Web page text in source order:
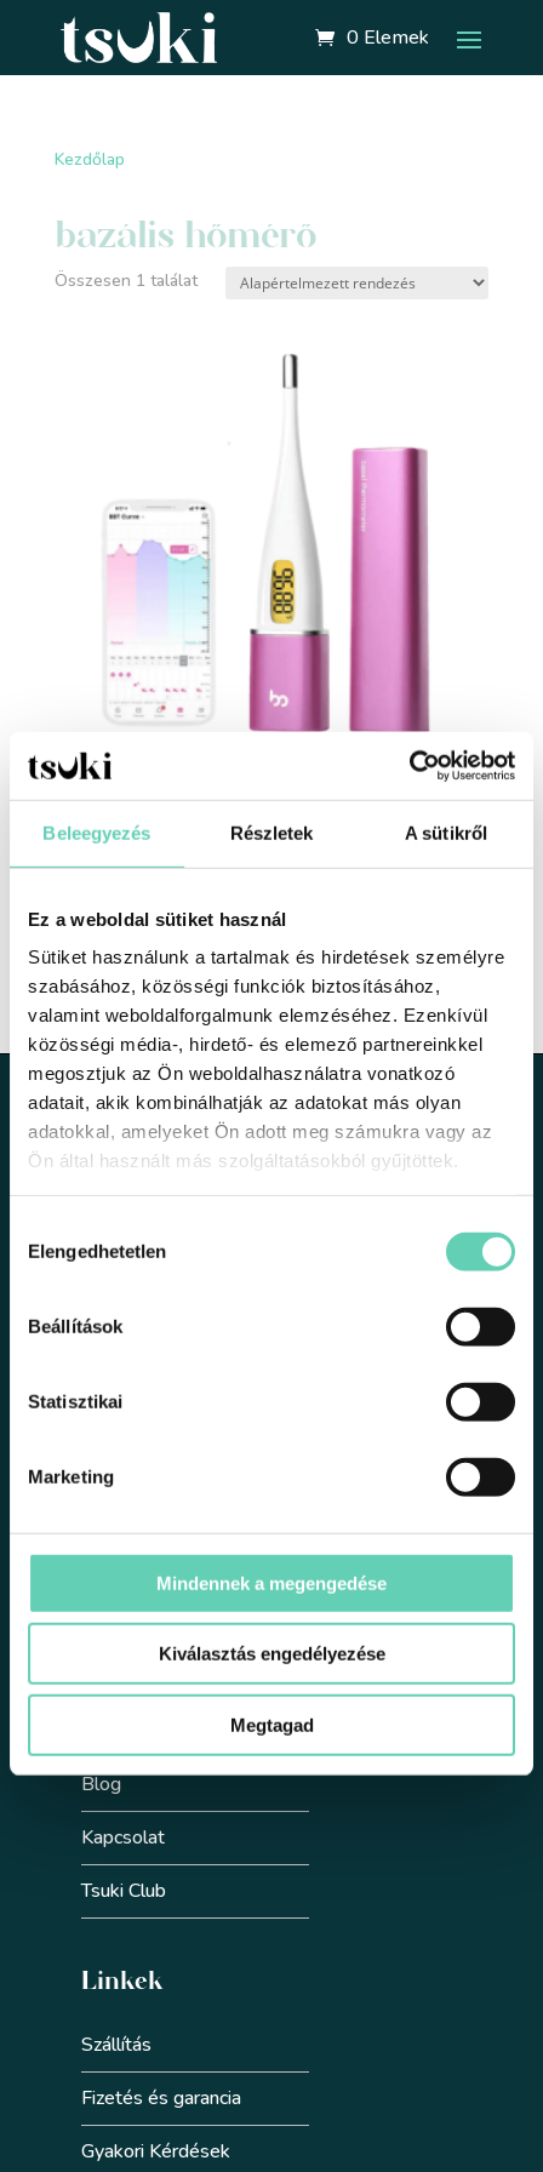
Beleegyezés Részletek A sütikről
Ez a weboldal sütiket használ
Sütiket használunk a tartalmak és hirdetések személyre
szabásához, közösségi funkciók biztosításához,
valamint weboldalforgalmunk elemzéséhez. Ezenkívül
közösségi média-, hirdető- és elemező partnereinkkel
megosztjuk az Ön weboldalhasználatra vonatkozó
adatait, akik kombinálhatják az adatokat más olyan
adatokkal, amelyeket Ön adott meg számukra vagy az
Ön által használt más szolgáltatásokból gyűjtöttek.
kiválasztása
Elengedhetetlen
Beállítások
Statisztikai
Marketing
Mindennek a megengedése
Kiválasztás engedélyezése
Megtagad
0 Elemek
Kezdőlap
bazális hőmérő
Összesen 1 találat
Vinca2.0™ Bazális Hőmérő
megoldás
1191 Budapest, Üllői út 206.
Minden jog fenntartva 2025 © tsuki.hu
Oldalak
Rólunk
Partnereknek
Blog
Kapcsolat
Tsuki Club
Linkek
Szállítás
Fizetés és garancia
Gyakori Kérdések